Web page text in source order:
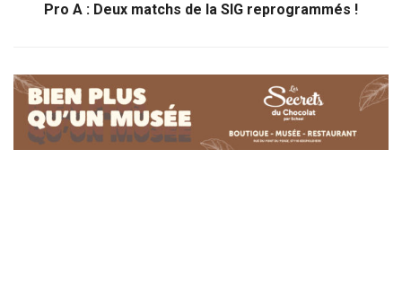
Pro A : Deux matchs de la SIG reprogrammés !